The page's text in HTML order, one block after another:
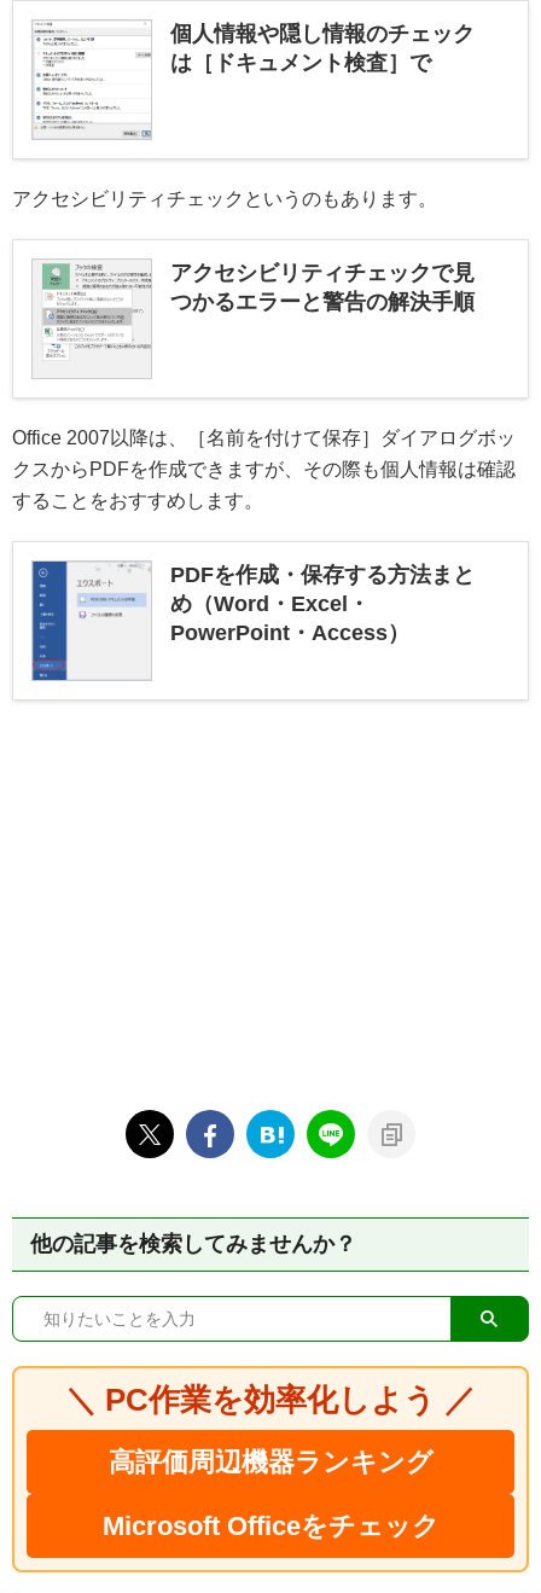
個人情報や隠し情報のチェック
は［ドキュメント検査］で
アクセシビリティチェックというのもあります。
アクセシビリティチェックで見
つかるエラーと警告の解決手順
Office 2007以降は、［名前を付けて保存］ダイアログボッ
クスからPDFを作成できますが、その際も個人情報は確認
することをおすすめします。
PDFを作成・保存する方法まと
め（Word・Excel・
PowerPoint・Access）
他の記事を検索してみませんか？
＼ PC作業を効率化しよう ／
高評価周辺機器ランキング
Microsoft Officeをチェック